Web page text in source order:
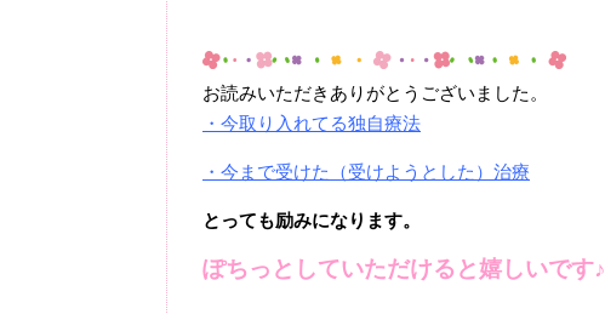
お読みいただきありがとうございました。
・今取り入れてる独自療法
・今まで受けた（受けようとした）治療
とっても励みになります。
ぽちっとしていただけると嬉しいです♪